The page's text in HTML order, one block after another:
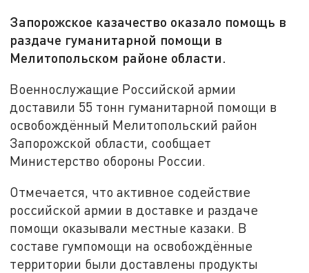
Запорожское казачество оказало помощь в
раздаче гуманитарной помощи в
Мелитопольском районе области.
Военнослужащие Российской армии
доставили 55 тонн гуманитарной помощи в
освобождённый Мелитопольский район
Запорожской области, сообщает
Министерство обороны России.
Отмечается, что активное содействие
российской армии в доставке и раздаче
помощи оказывали местные казаки. В
составе гумпомощи на освобождённые
территории были доставлены продукты